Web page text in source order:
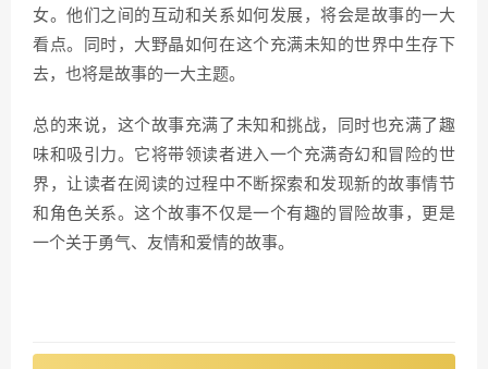
女。他们之间的互动和关系如何发展，将会是故事的一大
看点。同时，大野晶如何在这个充满未知的世界中生存下
去，也将是故事的一大主题。
总的来说，这个故事充满了未知和挑战，同时也充满了趣
味和吸引力。它将带领读者进入一个充满奇幻和冒险的世
界，让读者在阅读的过程中不断探索和发现新的故事情节
和角色关系。这个故事不仅是一个有趣的冒险故事，更是
一个关于勇气、友情和爱情的故事。